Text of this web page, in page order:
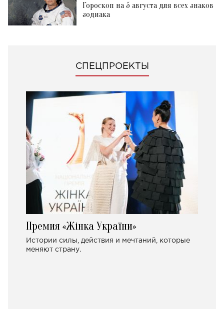
Гороскоп на 5 августа для всех знаков
зодиака
СПЕЦПРОЕКТЫ
Премия «Жінка України»
Истории силы, действия и мечтаний, которые
меняют страну.